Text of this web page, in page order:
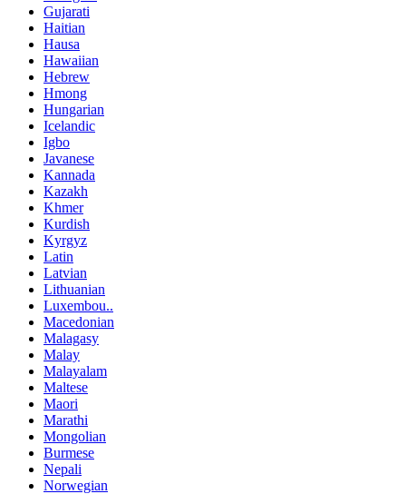
Gujarati
Haitian
Hausa
Hawaiian
Hebrew
Hmong
Hungarian
Icelandic
Igbo
Javanese
Kannada
Kazakh
Khmer
Kurdish
Kyrgyz
Latin
Latvian
Lithuanian
Luxembou..
Macedonian
Malagasy
Malay
Malayalam
Maltese
Maori
Marathi
Mongolian
Burmese
Nepali
Norwegian